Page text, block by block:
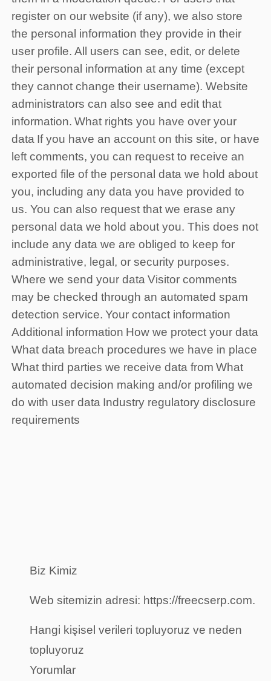
register on our website (if any), we also store
the personal information they provide in their
user profile. All users can see, edit, or delete
their personal information at any time (except
they cannot change their username). Website
administrators can also see and edit that
information. What rights you have over your
data If you have an account on this site, or have
left comments, you can request to receive an
exported file of the personal data we hold about
you, including any data you have provided to
us. You can also request that we erase any
personal data we hold about you. This does not
include any data we are obliged to keep for
administrative, legal, or security purposes.
Where we send your data Visitor comments
may be checked through an automated spam
detection service. Your contact information
Additional information How we protect your data
What data breach procedures we have in place
What third parties we receive data from What
automated decision making and/or profiling we
do with user data Industry regulatory disclosure
requirements
Biz Kimiz
Web sitemizin adresi: https://freecserp.com.
Hangi kişisel verileri topluyoruz ve neden
topluyoruz
Yorumlar